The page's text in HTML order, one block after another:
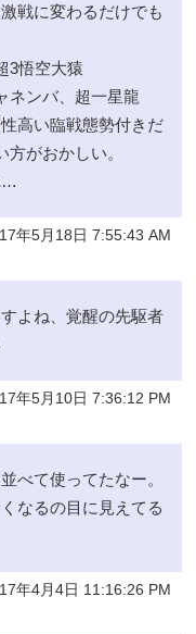
戦に変わるだけでも
3悟空大猿
ネンバ、超一星龍
高い臨戦態勢付きだ
がおかしい。
…
年5月18日 7:55:43 AM
よね、覚醒の先駆者
年5月10日 7:36:12 PM
べて使ってたなー。
なるの目に見えてる
年4月4日 11:16:26 PM